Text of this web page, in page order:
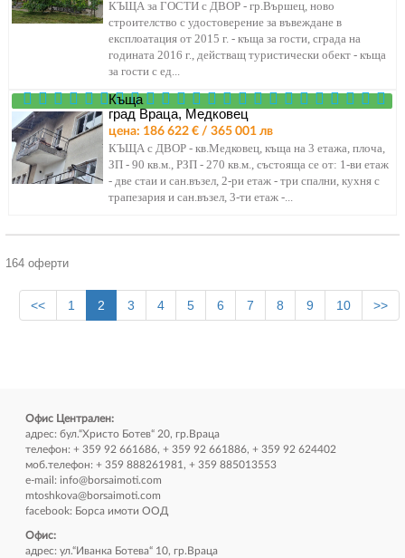
КЪЩА за ГОСТИ с ДВОР - гр.Вършец, ново
строителство с удостоверение за въвеждане в
експлоатация от 2015 г. - къща за гости, сграда на
годината 2016 г., действащ туристически обект - къща
за гости с ед...
Къща
град Враца, Медковец
цена: 186 622 € / 365 001 лв
КЪЩА с ДВОР - кв.Медковец, къща на 3 етажа, плоча,
ЗП - 90 кв.м., РЗП - 270 кв.м., състояща се от: 1-ви етаж
- две стаи и сан.възел, 2-ри етаж - три спални, кухня с
трапезария и сан.възел, 3-ти етаж -...
164 оферти
<< 1 2 3 4 5 6 7 8 9 10 >>
Офис Централен:
адрес: бул.“Христо Ботев“ 20, гр.Враца
телефон: + 359 92 661686, + 359 92 661886, + 359 92 624402
моб.телефон: + 359 888261981, + 359 885013553
e-mail: info@borsaimoti.com
mtoshkova@borsaimoti.com
facebook: Борса имоти ООД
Офис:
адрес: ул.“Иванка Ботева“ 10, гр.Враца